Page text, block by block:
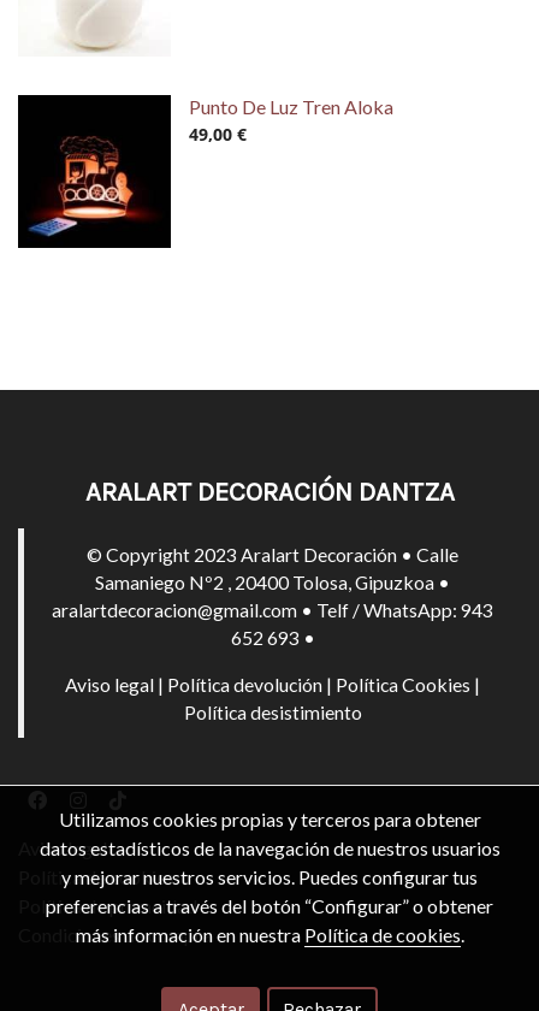
Punto De Luz Tren Aloka
49,00 €
ARALART DECORACIÓN DANTZA
© Copyright 2023 Aralart Decoración • Calle
Samaniego Nº2 , 20400 Tolosa, Gipuzkoa •
aralartdecoracion@gmail.com • Telf / WhatsApp: 943
652 693 •
Aviso legal | Política devolución | Política Cookies |
Política desistimiento
Aviso legal
Política de cookies
Política de privacidad
Condiciones de compra
Utilizamos cookies propias y terceros para obtener
datos estadísticos de la navegación de nuestros usuarios
y mejorar nuestros servicios. Puedes configurar tus
preferencias a través del botón “Configurar” o obtener
más información en nuestra Política de cookies.